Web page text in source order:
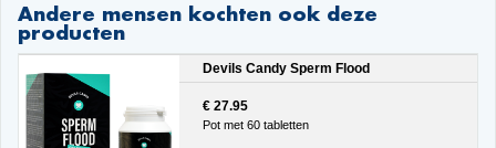
Andere mensen kochten ook deze
producten
Devils Candy Sperm Flood
€ 27.95
Pot met 60 tabletten